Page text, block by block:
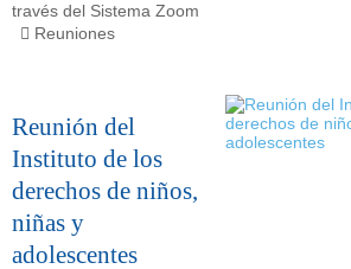
través del Sistema Zoom
Reuniones
Reunión del
Instituto de los
derechos de niños,
niñas y
adolescentes